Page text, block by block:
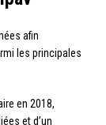
afin
les principales
en 2018,
et d’un